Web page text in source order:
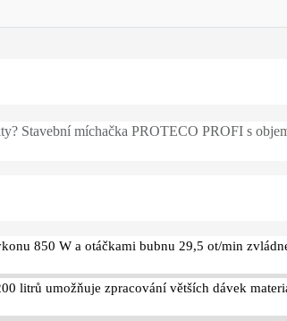
Stavební míchačka PROTECO PROFI s
850 W a otáčkami bubnu 29,5 ot/min
litrů umožňuje zpracování větších dávek